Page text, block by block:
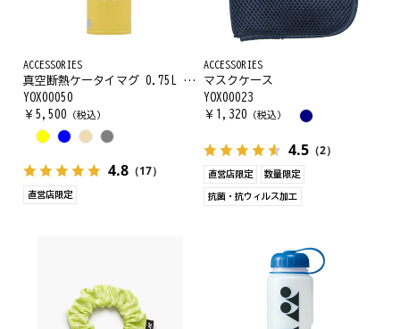
ACCESSORIES
真空断熱ケータイマグ 0.75L ループ付
YOX00050
￥ 5,500 （税込）
4.8 （17）
直営店限定
ACCESSORIES
マスクケース
YOX00023
￥ 1,320 （税込）
4.5（2）
直営店限定 数量限定
抗菌・抗ウィルス加工